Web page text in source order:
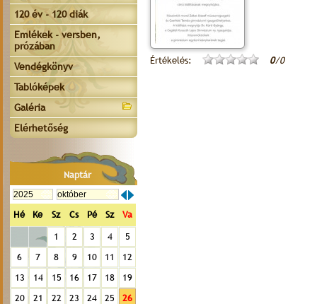
120 év - 120 diák
Emlékek - versben,
prózában
Vendégkönyv
Tablóképek
Galéria
Elérhetőség
Naptár
Hé Ke Sz Cs Pé Sz Va
1 2 3 4
5
6
7 8 9 10 11
12
13
14 15 16 17 18
19
20
21 22 23 24 25
26
Értékelés: 0/0